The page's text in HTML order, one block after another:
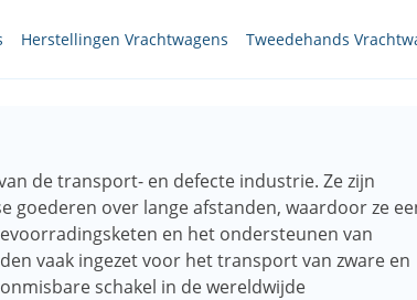
Herstellingen Vrachtwagens Tweedehands
de transport- en defecte industrie. Ze zijn
over lange afstanden, waardoor ze
en het ondersteunen van
vaak ingezet voor het transport van zware en
schakel in de wereldwijde